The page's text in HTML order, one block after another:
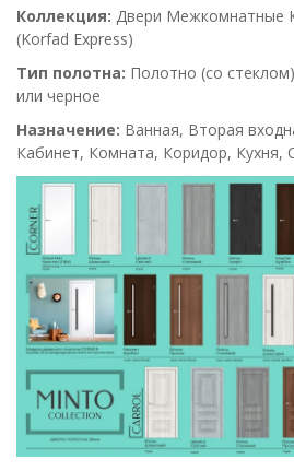
Коллекция: Двери Межкомнатные
(Korfad Express)
Тип полотна: Полотно (со стеклом
или черное
Назначение: Ванная, Вторая
Кабинет, Комната, Коридор, Кухня,